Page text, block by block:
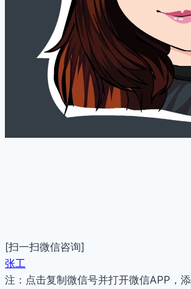
[扫一扫微信咨询]
张工
注：点击复制微信号并打开微信APP，